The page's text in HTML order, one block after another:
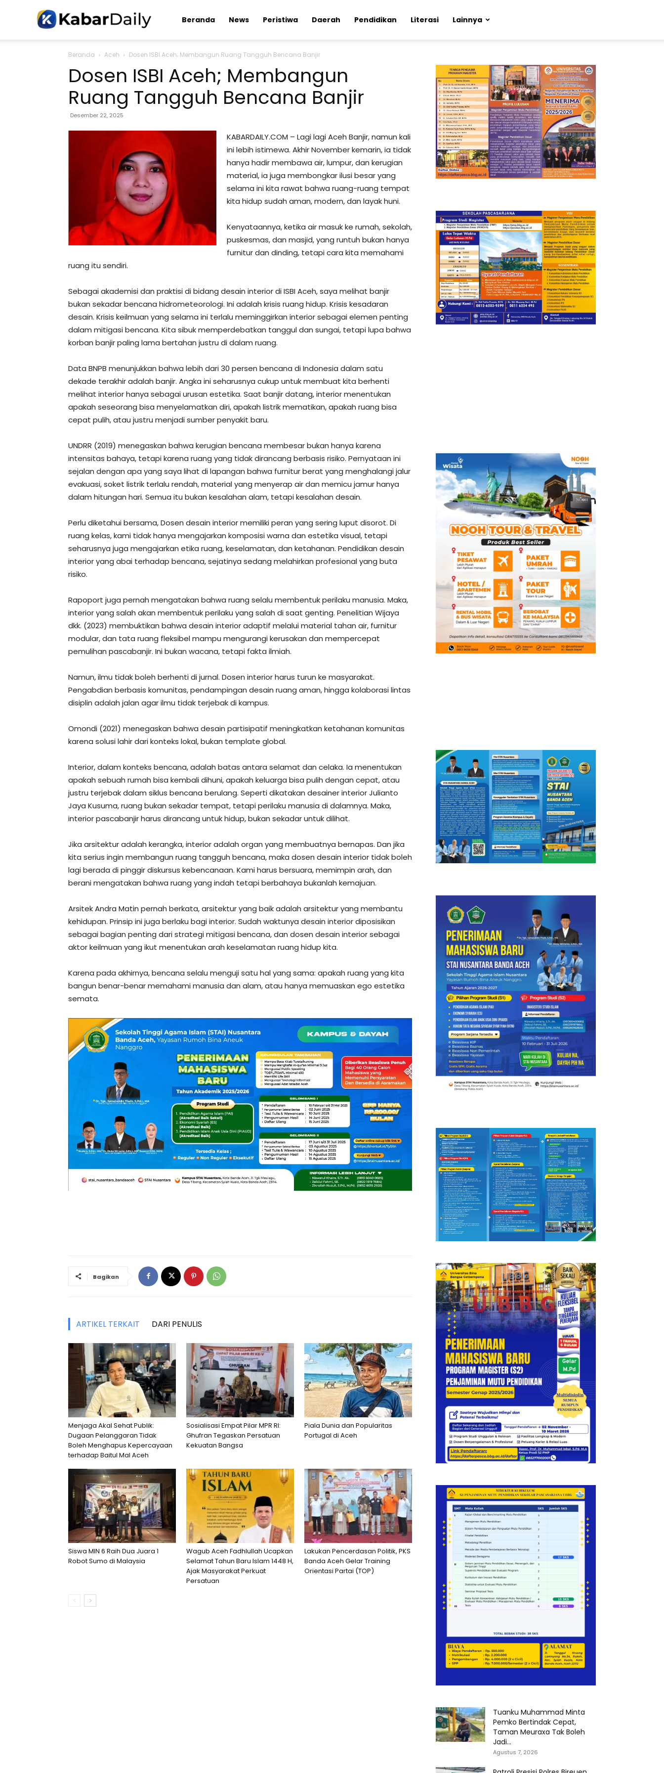
Kabardaily.com
Beranda News Peristiwa Daerah Pendidikan Literasi Lainnya
Beranda Aceh Dosen ISBI Aceh; Membangun Ruang Tangguh Bencana Banjir
Dosen ISBI Aceh; Membangun
Ruang Tangguh Bencana Banjir
Desember 22, 2025
KABARDAILY.COM – Lagi lagi Aceh Banjir, namun kali
ini lebih istimewa. Akhir November kemarin, ia tidak
hanya hadir membawa air, lumpur, dan kerugian
material, ia juga membongkar ilusi besar yang
selama ini kita rawat bahwa ruang-ruang tempat
kita hidup sudah aman, modern, dan layak huni.
Kenyataannya, ketika air masuk ke rumah, sekolah,
puskesmas, dan masjid, yang runtuh bukan hanya
furnitur dan dinding, tetapi cara kita memahami
ruang itu sendiri.
Sebagai akademisi dan praktisi di bidang desain interior di ISBI Aceh, saya melihat banjir
bukan sekadar bencana hidrometeorologi. Ini adalah krisis ruang hidup. Krisis kesadaran
desain. Krisis keilmuan yang selama ini terlalu meminggirkan interior sebagai elemen penting
dalam mitigasi bencana. Kita sibuk memperdebatkan tanggul dan sungai, tetapi lupa bahwa
korban banjir paling lama bertahan justru di dalam ruang.
Data BNPB menunjukkan bahwa lebih dari 30 persen bencana di Indonesia dalam satu
dekade terakhir adalah banjir. Angka ini seharusnya cukup untuk membuat kita berhenti
melihat interior hanya sebagai urusan estetika. Saat banjir datang, interior menentukan
apakah seseorang bisa menyelamatkan diri, apakah listrik mematikan, apakah ruang bisa
cepat pulih, atau justru menjadi sumber penyakit baru.
UNDRR (2019) menegaskan bahwa kerugian bencana membesar bukan hanya karena
intensitas bahaya, tetapi karena ruang yang tidak dirancang berbasis risiko. Pernyataan ini
sejalan dengan apa yang saya lihat di lapangan bahwa furnitur berat yang menghalangi jalur
evakuasi, soket listrik terlalu rendah, material yang menyerap air dan memicu jamur hanya
dalam hitungan hari. Semua itu bukan kesalahan alam, tetapi kesalahan desain.
Perlu diketahui bersama, Dosen desain interior memiliki peran yang sering luput disorot. Di
ruang kelas, kami tidak hanya mengajarkan komposisi warna dan estetika visual, tetapi
seharusnya juga mengajarkan etika ruang, keselamatan, dan ketahanan. Pendidikan desain
interior yang abai terhadap bencana, sejatinya sedang melahirkan profesional yang buta
risiko.
Rapoport juga pernah mengatakan bahwa ruang selalu membentuk perilaku manusia. Maka,
interior yang salah akan membentuk perilaku yang salah di saat genting. Penelitian Wijaya
dkk. (2023) membuktikan bahwa desain interior adaptif melalui material tahan air, furnitur
modular, dan tata ruang fleksibel mampu mengurangi kerusakan dan mempercepat
pemulihan pascabanjir. Ini bukan wacana, tetapi fakta ilmiah.
Namun, ilmu tidak boleh berhenti di jurnal. Dosen interior harus turun ke masyarakat.
Pengabdian berbasis komunitas, pendampingan desain ruang aman, hingga kolaborasi lintas
disiplin adalah jalan agar ilmu tidak terjebak di kampus.
Omondi (2021) menegaskan bahwa desain partisipatif meningkatkan ketahanan komunitas
karena solusi lahir dari konteks lokal, bukan template global.
Interior, dalam konteks bencana, adalah batas antara selamat dan celaka. Ia menentukan
apakah sebuah rumah bisa kembali dihuni, apakah keluarga bisa pulih dengan cepat, atau
justru terjebak dalam siklus bencana berulang. Seperti dikatakan desainer interior Julianto
Jaya Kusuma, ruang bukan sekadar tempat, tetapi perilaku manusia di dalamnya. Maka,
interior pascabanjir harus dirancang untuk hidup, bukan sekadar untuk dilihat.
Jika arsitektur adalah kerangka, interior adalah organ yang membuatnya bernapas. Dan jika
kita serius ingin membangun ruang tangguh bencana, maka dosen desain interior tidak boleh
lagi berada di pinggir diskursus kebencanaan. Kami harus bersuara, memimpin arah, dan
berani mengatakan bahwa ruang yang indah tetapi berbahaya bukanlah kemajuan.
Arsitek Andra Matin pernah berkata, arsitektur yang baik adalah arsitektur yang membantu
kehidupan. Prinsip ini juga berlaku bagi interior. Sudah waktunya desain interior diposisikan
sebagai bagian penting dari strategi mitigasi bencana, dan dosen desain interior sebagai
aktor keilmuan yang ikut menentukan arah keselamatan ruang hidup kita.
Karena pada akhirnya, bencana selalu menguji satu hal yang sama: apakah ruang yang kita
bangun benar-benar memahami manusia dan alam, atau hanya memuaskan ego estetika
semata.
Bagikan
ARTIKEL TERKAIT DARI PENULIS
Menjaga Akal Sehat Publik:
Dugaan Pelanggaran Tidak
Boleh Menghapus Kepercayaan
terhadap Baitul Mal Aceh
Sosialisasi Empat Pilar MPR RI:
Ghufran Tegaskan Persatuan
Kekuatan Bangsa
Piala Dunia dan Popularitas
Portugal di Aceh
Siswa MIN 6 Raih Dua Juara 1
Robot Sumo di Malaysia
Wagub Aceh Fadhlullah Ucapkan
Selamat Tahun Baru Islam 1448 H,
Ajak Masyarakat Perkuat
Persatuan
Lakukan Pencerdasan Politik, PKS
Banda Aceh Gelar Training
Orientasi Partai (TOP)
Tuanku Muhammad Minta
Pemko Bertindak Cepat,
Taman Meuraxa Tak Boleh
Jadi...
Agustus 7, 2026